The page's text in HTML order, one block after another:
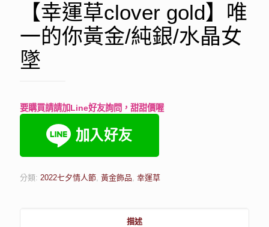
【幸運草clover gold】唯
一的你黃金/純銀/水晶女
墜
要購買請請加Line好友詢問，甜甜價喔
分類: 2022七夕情人節, 黃金飾品, 幸運草
描述